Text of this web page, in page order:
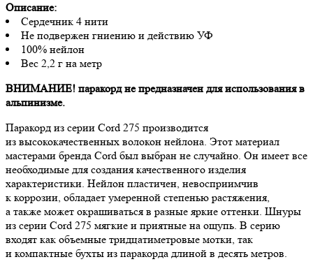
Описание:
Сердечник 4 нити
Не подвержен гниению и действию УФ
100% нейлон
Вес 2,2 г на метр
ВНИМАНИЕ! паракорд не предназначен для использования в
альпинизме.
Паракорд из серии Cord 275 производится
из высококачественных волокон нейлона. Этот материал
мастерами бренда Cord был выбран не случайно. Он имеет все
необходимые для создания качественного изделия
характеристики. Нейлон пластичен, невосприимчив
к коррозии, обладает умеренной степенью растяжения,
а также может окрашиваться в разные яркие оттенки. Шнуры
из серии Cord 275 мягкие и приятные на ощупь. В серию
входят как объемные тридцатиметровые мотки, так
и компактные бухты из паракорда длиной в десять метров.